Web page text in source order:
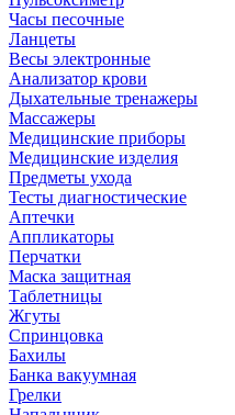
Часы песочные
Ланцеты
Весы электронные
Анализатор крови
Дыхательные тренажеры
Массажеры
Медицинские приборы
Медицинские изделия
Предметы ухода
Тесты диагностические
Аптечки
Аппликаторы
Перчатки
Маска защитная
Таблетницы
Жгуты
Спринцовка
Бахилы
Банка вакуумная
Грелки